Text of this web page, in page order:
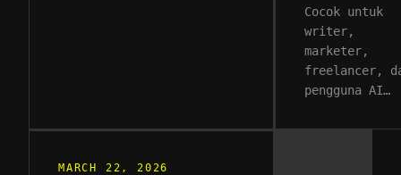
Cocok untuk
writer,
marketer,
freelancer,
pengguna AI…
MARCH 22, 2026